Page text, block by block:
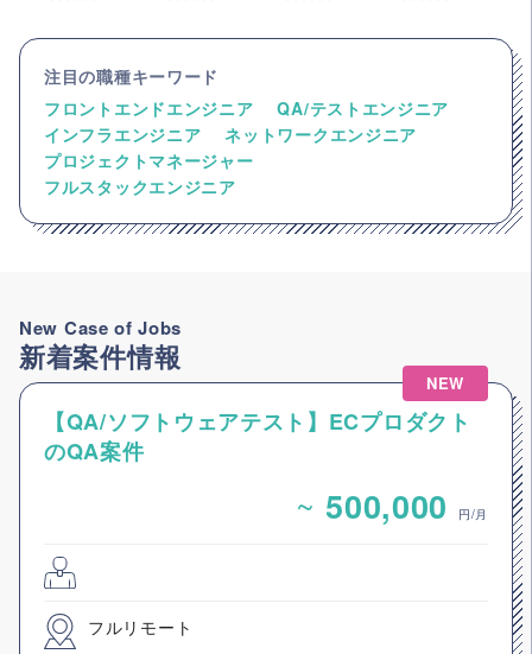
注目の職種キーワード
フロントエンドエンジニア
QA/テストエンジニア
インフラエンジニア
ネットワークエンジニア
プロジェクトマネージャー
フルスタックエンジニア
New Case of Jobs
新着案件情報
NEW
【QA/ソフトウェアテスト】ECプロダクト
のQA案件
~ 500,000 円/月
フルリモート